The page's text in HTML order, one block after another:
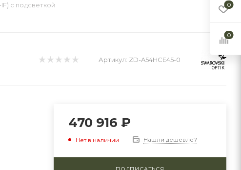
с подсветкой
Артикул: ZD-A54HCE45-0
470 916 ₽
Нет в наличии Нашли дешевле?
0
0